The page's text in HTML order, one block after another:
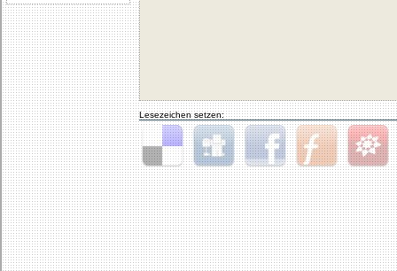
Lesezeichen setzen:
Delicious Digg Facebook Furl StudiVZ